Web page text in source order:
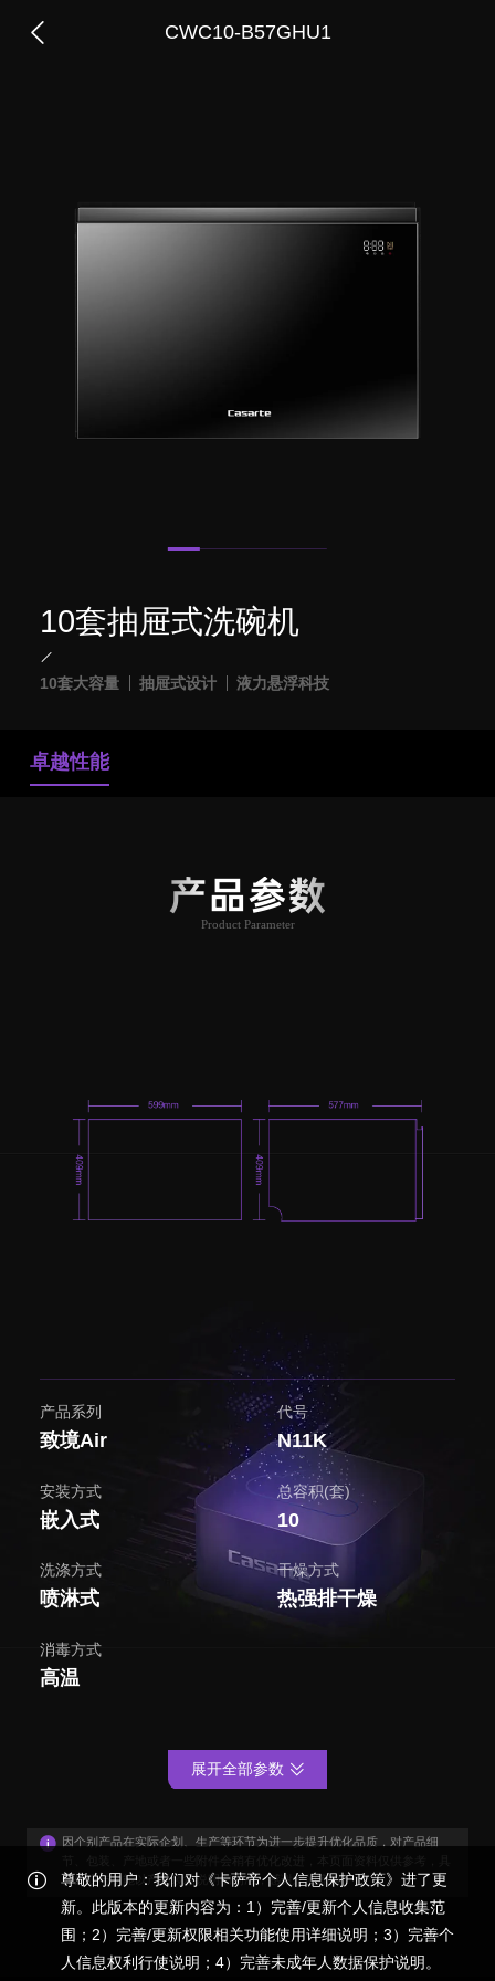
CWC10-B57GHU1
10套抽屉式洗碗机
10套大容量 抽屉式设计 液力悬浮科技
卓越性能
产品参数
Product Parameter
产品系列
致境Air
代号
N11K
安装方式
嵌入式
总容积(套)
10
洗涤方式
喷淋式
干燥方式
热强排干燥
消毒方式
高温
因个别产品在实际企划、生产等环节为进一步提升优化品质，对产品细
体外观与功能以产品装箱说明书为准，感谢您的谅解！
展开全部参数
尊敬的用户：我们对《卡萨帝个人信息保护政策》进了更
新。此版本的更新内容为：1）完善/更新个人信息收集范
围；2）完善/更新权限相关功能使用详细说明；3）完善个
人信息权利行使说明；4）完善未成年人数据保护说明。